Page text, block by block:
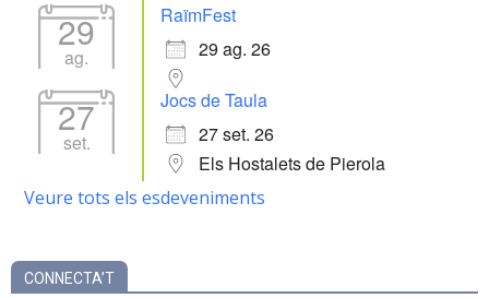
29
ag.
RaïmFest
29 ag. 26
27
set.
Jocs de Taula
27 set. 26
Els Hostalets de Pierola
Veure tots els esdeveniments
CONNECTA’T